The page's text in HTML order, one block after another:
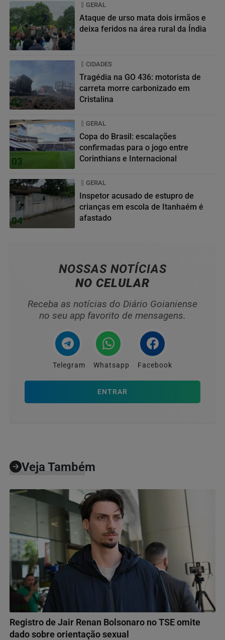
01
GERAL
Ataque de urso mata dois irmãos e
deixa feridos na área rural da Índia
02
CIDADES
Tragédia na GO 436: motorista de
carreta morre carbonizado em
Cristalina
03
GERAL
Copa do Brasil: escalações
confirmadas para o jogo entre
Corinthians e Internacional
04
GERAL
Inspetor acusado de estupro de
crianças em escola de Itanhaém é
afastado
NOSSAS NOTÍCIAS
NO CELULAR
Receba as notícias do Diário Goianiense
no seu app favorito de mensagens.
Telegram Whatsapp Facebook
ENTRAR
Veja Também
GERAL
Registro de Jair Renan Bolsonaro no TSE omite
dado sobre orientação sexual